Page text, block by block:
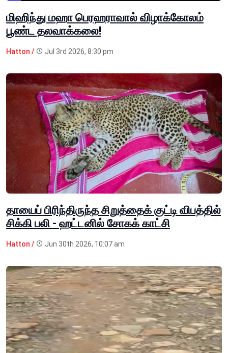
மிஹிந்து மஹா பெரஹராவால் விழாக்கோலம்
பூண்ட தலவாக்கலை!
Hatton / Jul 3rd 2026, 8:30 pm
தாயைப் பிரிந்திருந்த சிறுத்தைக் குட்டி விபத்தில்
சிக்கி பலி - ஹட்டனில் சோகக் காட்சி
Hatton / Jun 30th 2026, 10:07 am